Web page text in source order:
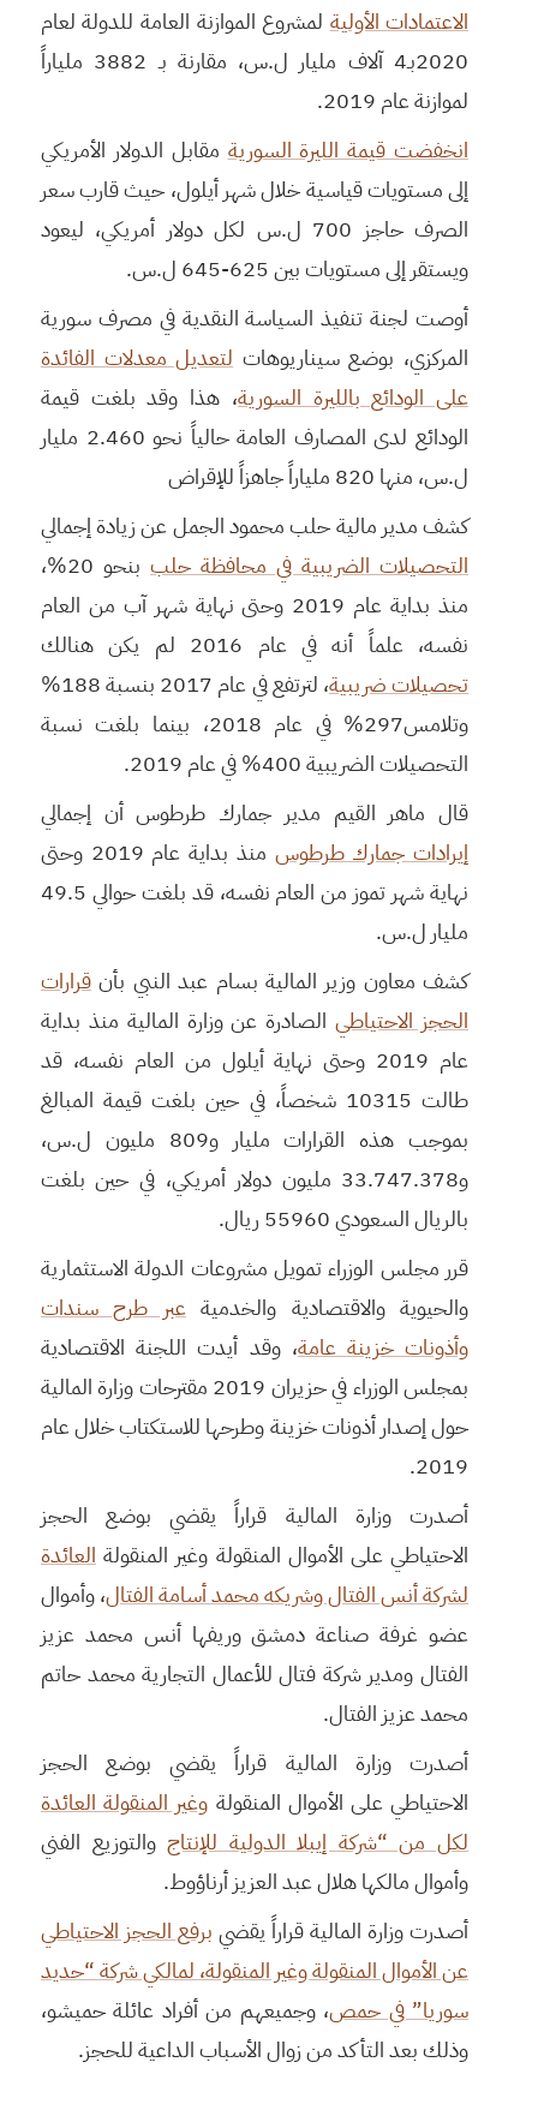
الاعتمادات الأوليةلمشروع الموازنة العامة للدولة لعام
2020بـ4 آلاف مليار ل.س، مقارنة بـ 3882 ملياراً
لموازنة عام 2019.
انخفضت قيمة الليرة السوريةمقابل الدولار الأمريكي
إلى مستويات قياسية خلال شهر أيلول، حيث قارب سعر
الصرف حاجز 700 ل.س لكل دولار أمريكي، ليعود
ويستقر إلى مستويات بين 625-645 ل.س.
أوصت لجنة تنفيذ السياسة النقدية في مصرف سورية
المركزي، بوضع سيناريوهات لتعديل معدلات الفائدة
على الودائع بالليرة السورية، هذا وقد بلغت قيمة
الودائع لدى المصارف العامة حالياً نحو 2.460 مليار
ل.س، منها 820 ملياراً جاهزاً للإقراض
كشف مدير مالية حلب محمود الجمل عن زيادة إجمالي
التحصيلات الضريبية في محافظة حلب
بنحو 20%،
منذ بداية عام 2019 وحتى نهاية شهر آب من العام
نفسه، علماً أنه في عام 2016 لم يكن هنالك
تحصيلات ضريبية
، لترتفع في عام 2017 بنسبة 188%
وتلامس297% في عام 2018، بينما بلغت نسبة
التحصيلات الضريبية 400% في عام 2019.
قال ماهر القيم مدير جمارك طرطوس أن إجمالي
إيرادات جمارك طرطوس
منذ بداية عام 2019 وحتى
نهاية شهر تموز من العام نفسه، قد بلغت حوالي 49.5
مليار ل.س.
كشف معاون وزير المالية بسام عبد النبي بأنقرارات
الحجز الاحتياطيالصادرة عن وزارة المالية منذ بداية
عام 2019 وحتى نهاية أيلول من العام نفسه، قد
طالت 10315 شخصاً، في حين بلغت قيمة المبالغ
بموجب هذه القرارات مليار و809 مليون ل.س،
و33.747.378 مليون دولار أمريكي، في حين بلغت
بالريال السعودي 55960 ريال.
قرر مجلس الوزراء تمويل مشروعات الدولة الاستثمارية
والحيوية والاقتصادية والخدميةعبر طرح سندات
وأذونات خزينة عامة، وقد أيدت اللجنة الاقتصادية
بمجلس الوزراء في حزيران 2019 مقترحات وزارة المالية
حول إصدار أذونات خزينة وطرحها للاستكتاب خلال عام
2019.
أصدرت وزارة المالية قراراً يقضي بوضع الحجز
الاحتياطي على الأموال المنقولة وغير المنقولةالعائدة
لشركة أنس الفتال وشريكه محمد أسامة الفتال، وأموال
عضو غرفة صناعة دمشق وريفها أنس محمد عزيز
الفتال ومدير شركة فتال للأعمال التجارية محمد حاتم
محمد عزيز الفتال.
أصدرت وزارة المالية قراراً يقضي بوضع الحجز
الاحتياطي على الأموال المنقولة وغير المنقولة العائدة
لكل من “شركة إيبلا الدولية للإنتاجوالتوزيع الفني
وأموال مالكها هلال عبد العزيز أرناؤوط.
أصدرت وزارة المالية قراراً يقضي برفع الحجز الاحتياطي
عن الأموال المنقولة وغير المنقولة، لمالكي شركة “حديد
سوريا” في حمص، وجميعهم من أفراد عائلة حميشو،
وذلك بعد التأكد من زوال الأسباب الداعية للحجز.